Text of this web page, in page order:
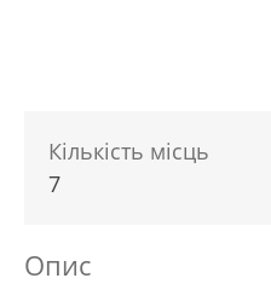
Кількість місць
7
Опис